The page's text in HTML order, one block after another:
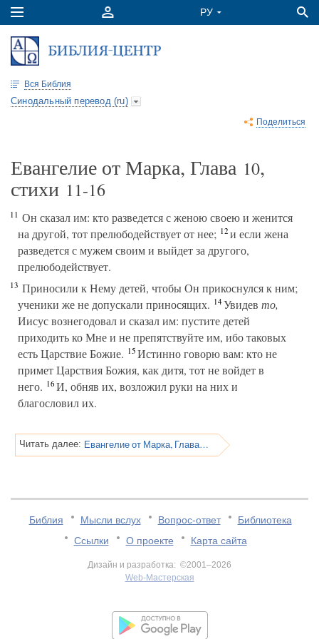
Вся Библия
Синодальный перевод (ru)
Поделиться
Евангелие от Марка, Глава 10,
стихи 11-16
11 Он сказал им: кто разведется с женою своею и женится
на другой, тот прелюбодействует от нее; 12и если жена
разведется с мужем своим и выйдет за другого,
прелюбодействует.
13 Приносили к Нему детей, чтобы Он прикоснулся к ним;
ученики же не допускали приносящих. 14Увидев то,
Иисус вознегодовал и сказал им: пустите детей
приходить ко Мне и не препятствуйте им, ибо таковых
есть Царствие Божие. 15Истинно говорю вам: кто не
примет Царствия Божия, как дитя, тот не войдет в
него. 16И, обняв их, возложил руки на них и
благословил их.
Читать далее: Евангелие от Марка, Глава 10
Библия Мысли вслух Вопрос-ответ
Библиотека
Ссылки
О проекте Карта сайта
Дизайн и разработка: ©2001–2026
Web-Мастерская